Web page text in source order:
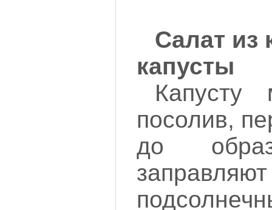
Салат из
капусты
Капусту
посолив,
до